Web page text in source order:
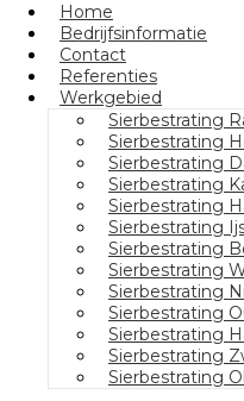
Home
Bedrijfsinformatie
Contact
Referenties
Werkgebied
Sierbestrating
Sierbestrating
Sierbestrating
Sierbestrating
Sierbestrating
Sierbestrating
Sierbestrating
Sierbestrating
Sierbestrating
Sierbestrating
Sierbestrating
Sierbestrating
Sierbestrating